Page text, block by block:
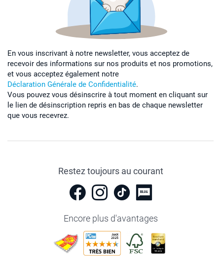
En vous inscrivant à notre newsletter, vous acceptez de
recevoir des informations sur nos produits et nos promotions,
et vous acceptez également notre
Déclaration Générale de Confidentialité.
Vous pouvez vous désinscrire à tout moment en cliquant sur
le lien de désinscription repris en bas de chaque newsletter
que vous recevrez.
Restez toujours au courant
Encore plus d'avantages